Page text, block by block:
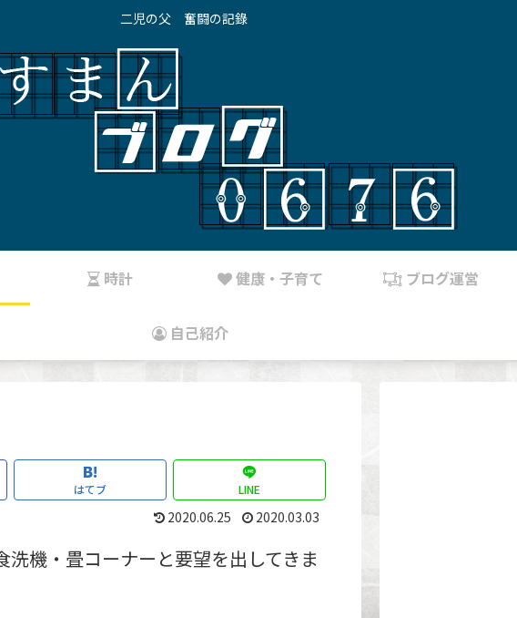
二児の父 奮闘の記錄
時計 健康・子育て ブログ運営
自己紹介
はてブ LINE
2020.06.25 2020.03.03
機・畳コーナーと要望を出してきま